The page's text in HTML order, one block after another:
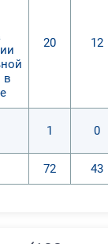
школьников
проектов по
в
20 12
1 0
72 43